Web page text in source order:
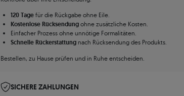
120 Tage für die Rückgabe ohne Eile.
Kostenlose Rücksendung ohne zusätzliche Kosten.
Einfacher Prozess ohne unnötige Formalitäten.
Schnelle Rückerstattung nach Rücksendung des Produkts.
Bestellen, zu Hause prüfen und in Ruhe entscheiden.
SICHERE ZAHLUNGEN